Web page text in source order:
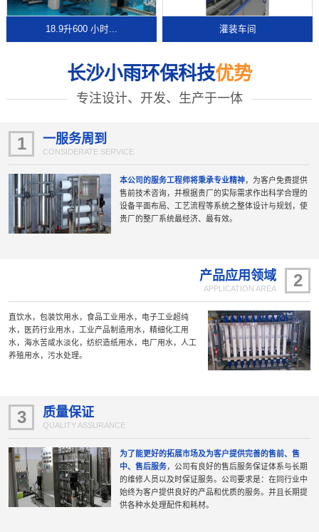
18.9升600 小时... 灌装车间
长沙小雨环保科技优势
专注设计、开发、生产于一体
1 一服务周到
CONSIDERATE SERVICE
本公司的服务工程师将秉承专业精神，为客户免费提供
售前技术咨询，并根据贵厂的实际需求作出科学合理的
设备平面布局、工艺流程等系统之整体设计与规划，使
贵厂的整厂系统最经济、最有效。
2
产品应用领域
APPLICATION AREA
直饮水，包装饮用水，食品工业用水，电子工业超纯
水，医药行业用水，工业产品制造用水，精细化工用
水，海水苦咸水淡化，纺织造纸用水，电厂用水，人工
养殖用水，污水处理。
3 质量保证
QUALITY ASSURANCE
为了能更好的拓展市场及为客户提供完善的售前、售
中、售后服务，公司有良好的售后服务保证体系与长期
的维修人员以及时保证服务。公司要求是：在同行业中
始终为客户提供良好的产品和优质的服务。并且长期提
供各种水处理配件和耗材。